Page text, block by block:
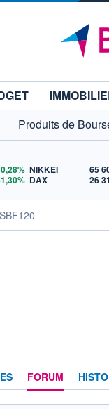
Produits de
NIKKEI
DAX
FORUM